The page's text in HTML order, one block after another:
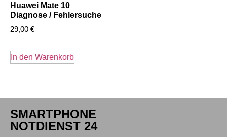
Huawei Mate 10
Diagnose / Fehlersuche
29,00 €
In den Warenkorb
SMARTPHONE
NOTDIENST 24